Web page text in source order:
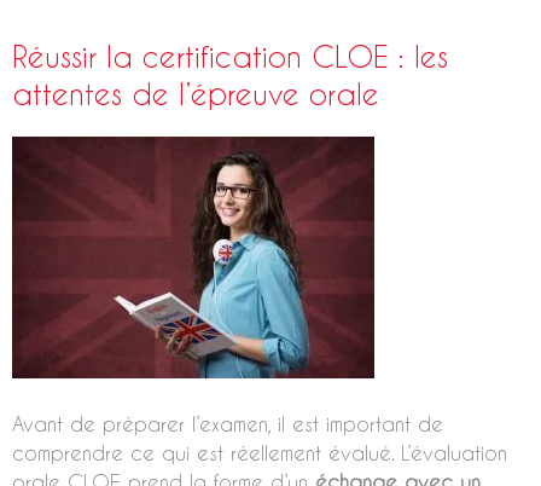
Réussir la certification CLOE : les
attentes de l’épreuve orale
Avant de préparer l’examen, il est important de
comprendre ce qui est réellement évalué. L’évaluation